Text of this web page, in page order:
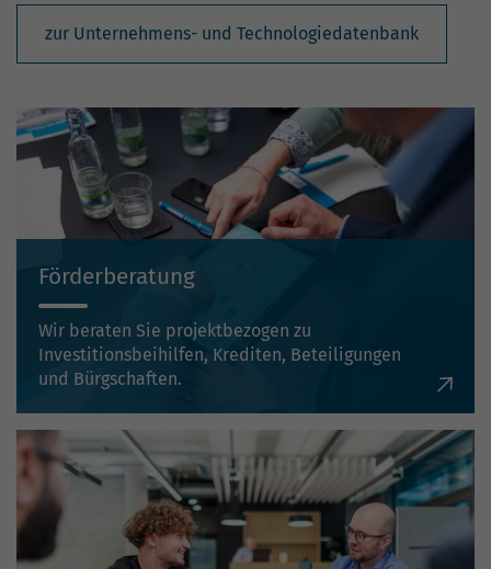
zur Unternehmens- und Technologiedatenbank
Förderberatung
Wir beraten Sie projektbezogen zu
Investitionsbeihilfen, Krediten, Beteiligungen
und Bürgschaften.